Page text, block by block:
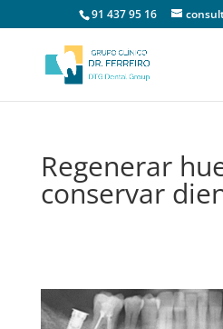
91 437 95 16
Regenerar
conservar